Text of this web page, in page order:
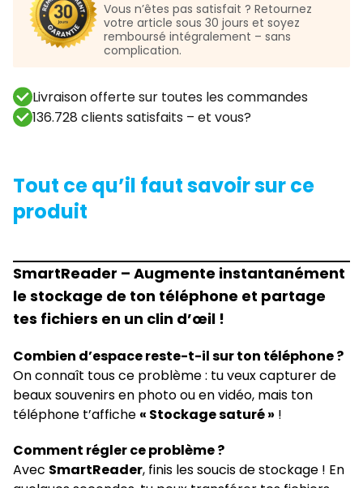
Vous n’êtes pas satisfait ? Retournez
votre article sous 30 jours et soyez
remboursé intégralement – sans
complication.
Livraison offerte sur toutes les commandes
136.728 clients satisfaits – et vous?
Tout ce qu’il faut savoir sur ce
produit
SmartReader – Augmente instantanément
le stockage de ton téléphone et partage
tes fichiers en un clin d’œil !
Combien d’espace reste-t-il sur ton téléphone ?
On connaît tous ce problème : tu veux capturer de
beaux souvenirs en photo ou en vidéo, mais ton
téléphone t’affiche « Stockage saturé » !
Comment régler ce problème ?
Avec SmartReader, finis les soucis de stockage ! En